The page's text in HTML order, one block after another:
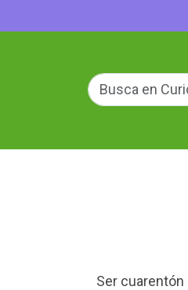
Ser